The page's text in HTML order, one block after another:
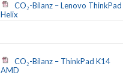
CO₂-Bilanz – Lenovo ThinkPad
Helix
CO₂-Bilanz – ThinkPad K14
AMD